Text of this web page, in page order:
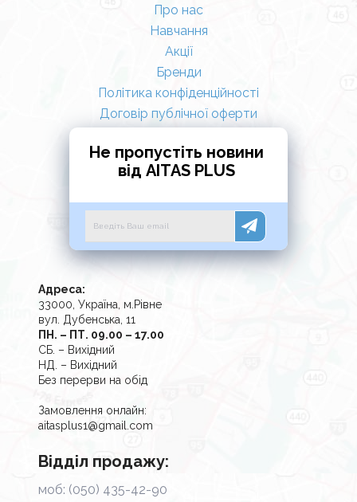
Про нас
Навчання
Акції
Бренди
Політика конфіденційності
Договір публічної оферти
Не пропустіть новини
від AITAS PLUS
Адреса:
33000, Україна, м.Рівне
вул. Дубенська, 11
ПН. – ПТ. 09.00 – 17.00
СБ. – Вихідний
НД. – Вихідний
Без перерви на обід
Замовлення онлайн:
aitasplus1@gmail.com
Відділ продажу:
моб: (050) 435-42-90